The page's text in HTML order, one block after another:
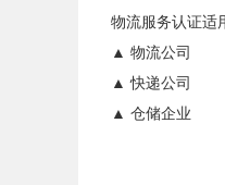
物流服务认证适
▲ 物流公司
▲ 快递公司
▲ 仓储企业